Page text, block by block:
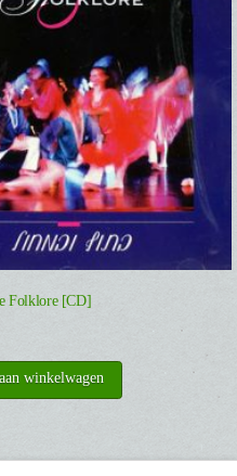
Folklore [CD]
winkelwagen